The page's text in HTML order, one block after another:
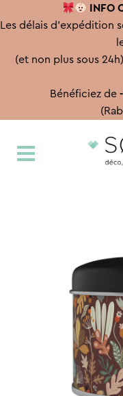
INFO
Les délais d'expédition
(et non plus sous
Bénéficiez de
à
au